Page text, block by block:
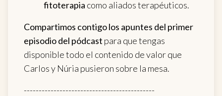
fitoterapia como aliados terapéuticos.
Compartimos contigo los apuntes del primer
episodio del pódcast para que tengas
disponible todo el contenido de valor que
Carlos y Núria pusieron sobre la mesa.
--------------------------------------------